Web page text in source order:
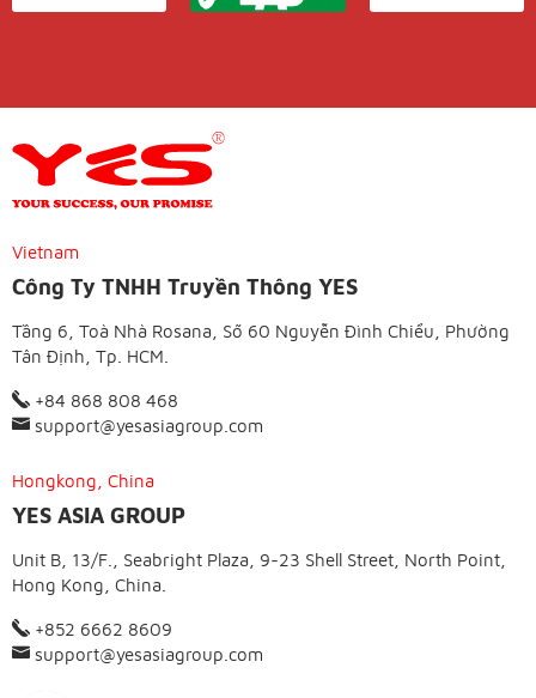
Vietnam
Công Ty TNHH Truyền Thông YES
Tầng 6, Toà Nhà Rosana, Số 60 Nguyễn Đình Chiểu, Phường
Tân Định, Tp. HCM.
+84 868 808 468
support@yesasiagroup.com
Hongkong, China
YES ASIA GROUP
Unit B, 13/F., Seabright Plaza, 9-23 Shell Street, North Point,
Hong Kong, China.
+852 6662 8609
support@yesasiagroup.com